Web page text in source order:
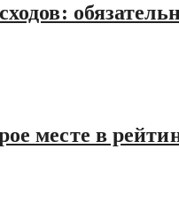
месте в